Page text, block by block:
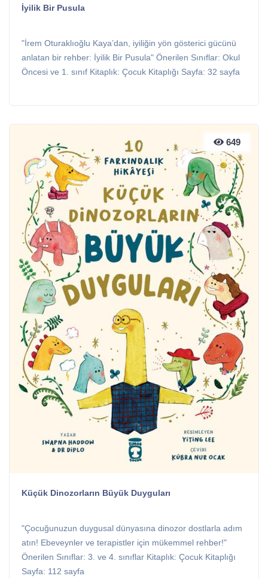
İyilik Bir Pusula
"İrem Oturaklıoğlu Kaya’dan, iyiliğin yön gösterici gücünü
anlatan bir rehber: İyilik Bir Pusula" Önerilen Sınıflar: Okul
Öncesi ve 1. sınıf Kitaplık: Çocuk Kitaplığı Sayfa: 32 sayfa
649
649
Küçük Dinozorların Büyük Duyguları
"Çocuğunuzun duygusal dünyasına dinozor dostlarla adım
atın! Ebeveynler ve terapistler için mükemmel rehber!"
Önerilen Sınıflar: 3. ve 4. sınıflar Kitaplık: Çocuk Kitaplığı
Sayfa: 112 sayfa